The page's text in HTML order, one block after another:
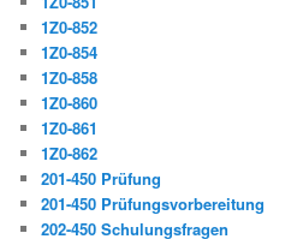
1Z0-852
1Z0-854
1Z0-858
1Z0-860
1Z0-861
1Z0-862
201-450 Prüfung
201-450 Prüfungsvorbereitung
202-450 Schulungsfragen